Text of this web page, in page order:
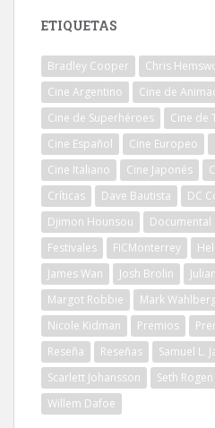
ETIQUETAS
Bradley Cooper Chris
Cine Argentino
Cine de
Cine de Superhéroes
Cine de
Cine Español
Cine Europeo
Cine Italiano
Cine Japonés
Críticas
Dave Bautista DC
Djimon Hounsou
Documental
Festivales
FICMonterrey
James Wan
Josh Brolin
Margot Robbie
Mark
Nicole Kidman
Premios
Reseña
Reseñas
Samuel L.
Scarlett Johansson
Seth Rogen
Willem Dafoe